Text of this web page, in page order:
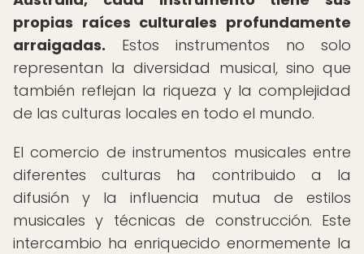
propias raíces culturales profundamente
arraigadas. Estos instrumentos no solo
representan la diversidad musical, sino que
también reflejan la riqueza y la complejidad
de las culturas locales en todo el mundo.
El comercio de instrumentos musicales entre
diferentes culturas ha contribuido a la
difusión y la influencia mutua de estilos
musicales y técnicas de construcción. Este
intercambio ha enriquecido enormemente la